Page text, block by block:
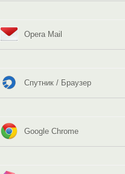
Opera Mail
Спутник / Браузер
Google Chrome